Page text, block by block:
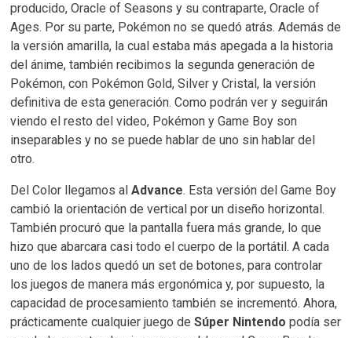
producido, Oracle of Seasons y su contraparte, Oracle of
Ages. Por su parte, Pokémon no se quedó atrás. Además de
la versión amarilla, la cual estaba más apegada a la historia
del ánime, también recibimos la segunda generación de
Pokémon, con Pokémon Gold, Silver y Cristal, la versión
definitiva de esta generación. Como podrán ver y seguirán
viendo el resto del video, Pokémon y Game Boy son
inseparables y no se puede hablar de uno sin hablar del
otro.
Del Color llegamos alAdvance. Esta versión del Game Boy
cambió la orientación de vertical por un diseño horizontal.
También procuró que la pantalla fuera más grande, lo que
hizo que abarcara casi todo el cuerpo de la portátil. A cada
uno de los lados quedó un set de botones, para controlar
los juegos de manera más ergonómica y, por supuesto, la
capacidad de procesamiento también se incrementó. Ahora,
prácticamente cualquier juego deSúper Nintendo podía ser